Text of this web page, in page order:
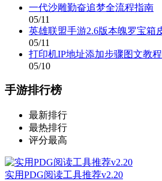
一代沙雕勤奋追梦全流程指南
05/11
英雄联盟手游2.6版本魄罗宝箱
05/11
打印机IP地址添加步骤图文教程
05/10
手游排行榜
最新排行
最热排行
评分最高
实用PDG阅读工具推荐v2.20